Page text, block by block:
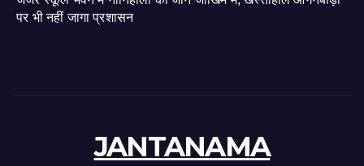
पर भी नहीं जागा प्रशासन
JANTANAMA